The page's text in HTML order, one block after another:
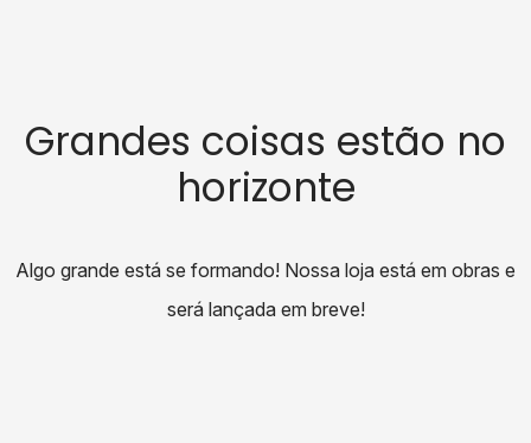
Grandes coisas estão no
horizonte
Algo grande está se formando! Nossa loja está em obras e
será lançada em breve!